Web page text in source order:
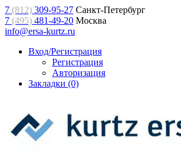
7 (812) 309-95-27 Санкт-Петербург
7 (495) 481-49-20 Москва
info@ersa-kurtz.ru
Вход/Регистрация
Регистрация
Авторизация
Закладки (0)